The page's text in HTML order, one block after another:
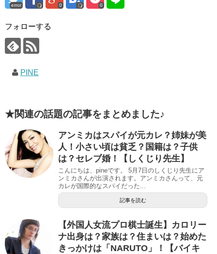
error 0 0
フォローする
PINE
★関連の話題の記事をまとめました♪
アンミカはスパイが元カレ？姉妹が美
人！小さい頃は貧乏？国籍は？子供
は？セレブ婚！【しくじり先生】
こんにちは、pineです。 5月7日のしくじり先生にア
ンミカさんが出演されます。アンミカさんって、元
カレが国際的なスパイだった...
記事を読む
【外国人女流プロ棋士誕生】カロリー
ナ出身は？家族は？住まいは？始めた
きっかけは「NARUTO」！【バイキ